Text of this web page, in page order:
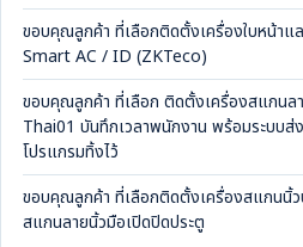
ขอบคุณลูกค้า ที่เลือกติดตั้งเครื่องใบหน้าแ
Smart AC / ID (ZKTeco)
ขอบคุณลูกค้า ที่เลือก ติดตั้งเครื่องสแกน
Thai01 บันทึกเวลาพนักงาน พร้อมระบบส่
โปรแกรมทิ้งไว้
ขอบคุณลูกค้า ที่เลือกติดตั้งเครื่องสแกนนิ้ว
สแกนลายนิ้วมือเปิดปิดประตู